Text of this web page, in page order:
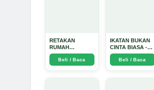
RETAKAN
RUMAH
TANGGA:
Sebuah
Perjalanan
Beli / Baca
IKATAN BUKAN
CINTA BIASA -
Arda Dinata
Beli / Baca